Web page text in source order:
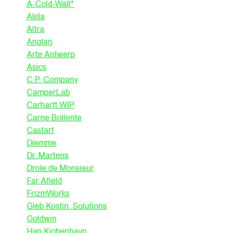
A-Cold-Wall*
Akila
Altra
Anglan
Arte Antwerp
Asics
C.P. Company
CamperLab
Carhartt WIP
Carne Bollente
Castart
Diemme
Dr. Martens
Drole de Monsieur
Far Afield
FrizmWorks
Gleb Kostin .Solutions
Goldwin